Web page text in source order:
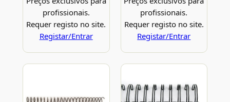
profissionais.
Requer registo no site.
Registar/Entrar
profissionais.
Requer registo no site.
Registar/Entrar